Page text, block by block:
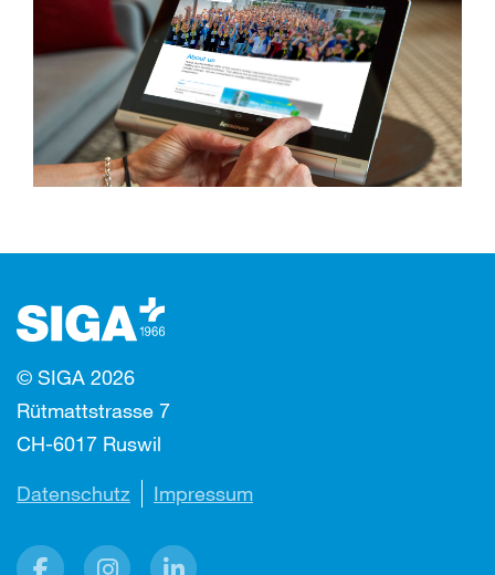
© SIGA 2026
Rütmattstrasse 7
CH-6017 Ruswil
Datenschutz Impressum